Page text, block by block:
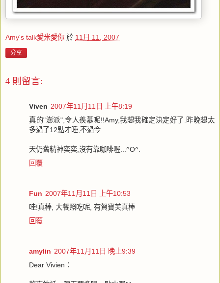
Amy's talk愛米愛你 於 11月 11, 2007
分享
4 則留言:
Viven 2007年11月11日 上午8:19
真的"澎派",令人羨慕呢!!Amy,我想我確定決定好了.昨晚想太
多過了12點才睡,不過今
天仍舊精神奕奕,沒有靠咖啡喔...^O^.
回覆
Fun 2007年11月11日 上午10:53
哇!真棒, 大餐照吃呢, 有賀寶芙真棒
回覆
amylin 2007年11月11日 晚上9:39
Dear Vivien：